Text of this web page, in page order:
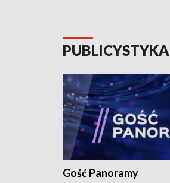
PUBLICYSTYKA
Gość Panoramy